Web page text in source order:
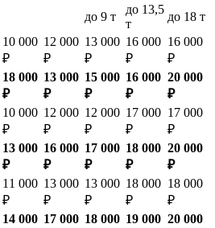
до 9 т
до 13,5
т
до 18 т
10 000
₽
12 000
₽
13 000
₽
16 000
₽
16 000
₽
18 000
₽
13 000
₽
15 000
₽
16 000
₽
20 000
₽
10 000
₽
12 000
₽
12 000
₽
17 000
₽
17 000
₽
13 000
₽
16 000
₽
17 000
₽
18 000
₽
20 000
₽
11 000
₽
13 000
₽
13 000
₽
18 000
₽
18 000
₽
14 000 17 000 18 000 19 000 20 000